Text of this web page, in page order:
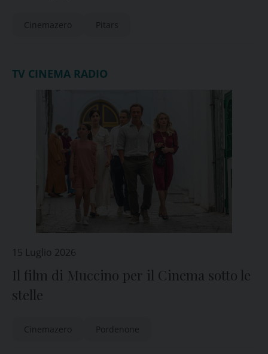
Cinemazero Pitars
TV CINEMA RADIO
15 Luglio 2026
Il film di Muccino per il Cinema sotto le
stelle
Cinemazero Pordenone